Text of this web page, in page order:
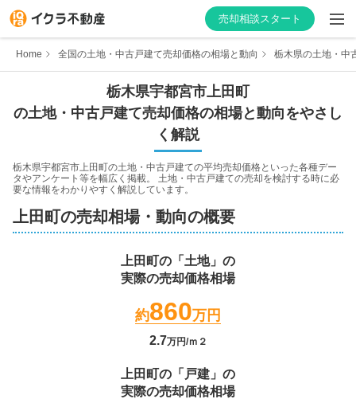
売却相談スタート
はじめての方へ
不動産会社を探す
不動産会社向け情報
Home 全国の土地・中古戸建て売却価格の相場と動向 栃木県の土地・中
栃木県宇都宮市上田町
の土地・中古戸建て売却価格の相場と動向をやさし
く解説
栃木県宇都宮市上田町の土地・中古戸建ての平均売却価格といった各種デー
タやアンケート等を幅広く掲載。 土地・中古戸建ての売却を検討する時に必
要な情報をわかりやすく解説しています。
上田町の売却相場・動向の概要
上田町の「土地」の
実際の売却価格相場
約860万円
2.7万円/ｍ２
上田町の「戸建」の
実際の売却価格相場